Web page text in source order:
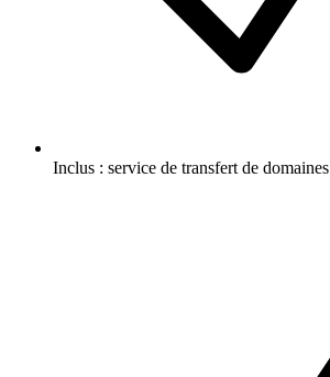
Inclus : service de transfert de domaines